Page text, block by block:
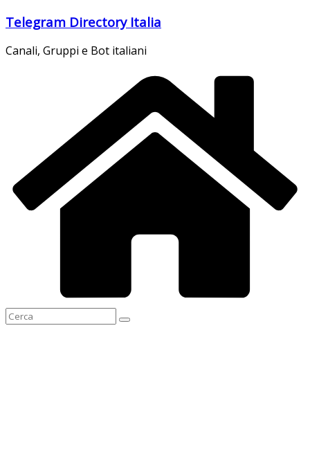
Salta
contenuto
Telegram Directory Italia
Canali, Gruppi e Bot italiani